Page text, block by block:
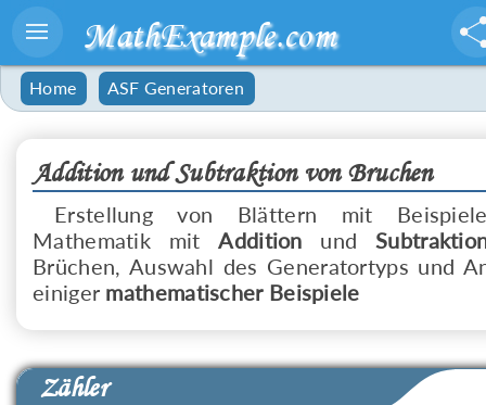
MathExample.com
Home ASF Generatoren
Addition und Subtraktion von Bruchen
Erstellung von Blättern mit
Mathematik mitAddition und
Brüchen, Auswahl des Generatortyps und
einiger mathematischer Beispiele
Zähler